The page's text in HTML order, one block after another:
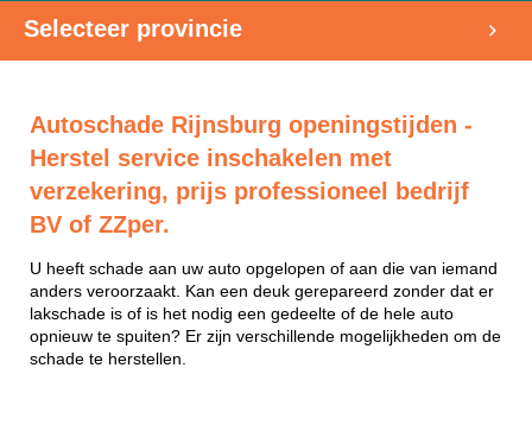
Selecteer provincie
Autoschade Rijnsburg openingstijden -
Herstel service inschakelen met
verzekering, prijs professioneel bedrijf
BV of ZZper.
U heeft schade aan uw auto opgelopen of aan die van iemand
anders veroorzaakt. Kan een deuk gerepareerd zonder dat er
lakschade is of is het nodig een gedeelte of de hele auto
opnieuw te spuiten? Er zijn verschillende mogelijkheden om de
schade te herstellen.